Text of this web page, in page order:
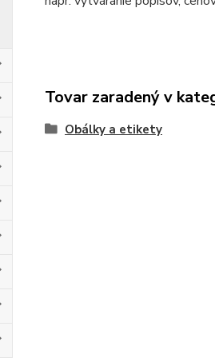
Tovar zaradený v
Obálky a etikety